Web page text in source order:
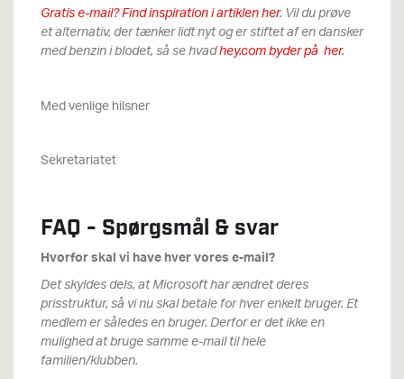
Gratis e-mail? Find inspiration i artiklen her. Vil du prøve
et alternativ, der tænker lidt nyt og er stiftet af en dansker
med benzin i blodet, så se hvadhey.com byder på her.
Med venlige hilsner
Sekretariatet
FAQ - Spørgsmål & svar
Hvorfor skal vi have hver vores e-mail?
Det skyldes dels, at Microsoft har ændret deres
prisstruktur, så vi nu skal betale for hver enkelt bruger. Et
medlem er således en bruger. Derfor er det ikke en
mulighed at bruge samme e-mail til hele
familien/klubben.